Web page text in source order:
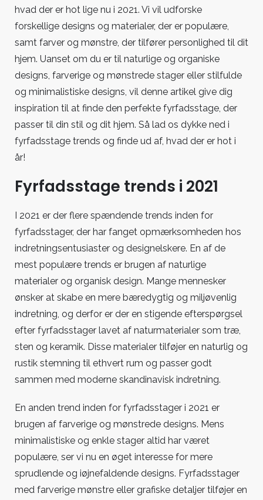
hvad der er hot lige nu i 2021. Vi vil udforske
forskellige designs og materialer, der er populære,
samt farver og mønstre, der tilfører personlighed til dit
hjem. Uanset om du er til naturlige og organiske
designs, farverige og mønstrede stager eller stilfulde
og minimalistiske designs, vil denne artikel give dig
inspiration til at finde den perfekte fyrfadsstage, der
passer til din stil og dit hjem. Så lad os dykke ned i
fyrfadsstage trends og finde ud af, hvad der er hot i
år!
Fyrfadsstage trends i 2021
I 2021 er der flere spændende trends inden for
fyrfadsstager, der har fanget opmærksomheden hos
indretningsentusiaster og designelskere. En af de
mest populære trends er brugen af naturlige
materialer og organisk design. Mange mennesker
ønsker at skabe en mere bæredygtig og miljøvenlig
indretning, og derfor er der en stigende efterspørgsel
efter fyrfadsstager lavet af naturmaterialer som træ,
sten og keramik. Disse materialer tilføjer en naturlig og
rustik stemning til ethvert rum og passer godt
sammen med moderne skandinavisk indretning.
En anden trend inden for fyrfadsstager i 2021 er
brugen af farverige og mønstrede designs. Mens
minimalistiske og enkle stager altid har været
populære, ser vi nu en øget interesse for mere
sprudlende og iøjnefaldende designs. Fyrfadsstager
med farverige mønstre eller grafiske detaljer tilføjer en